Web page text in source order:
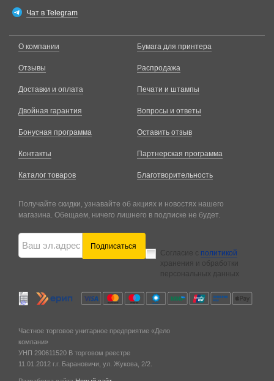
Чат в Telegram
О компании
Отзывы
Доставки и оплата
Двойная гарантия
Бонусная программа
Контакты
Каталог товаров
Бумага для принтера
Распродажа
Печати и штампы
Вопросы и ответы
Оставить отзыв
Партнерская программа
Благотворительность
Получайте скидки, узнавайте об акциях и новостях нашего
магазина. Обещаем, ничего лишнего в подписке не будет.
Подписаться
Согласие с политикой
хранения и обработки
персональных данных
Частное торговое унитарное предприятие «Дело
компани»
УНП 290611520 В торговом реестре
11.01.2012 г. г. Барановичи, ул. Жукова, 2/2.